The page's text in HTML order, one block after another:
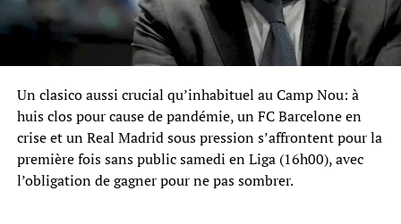
Un clasico aussi crucial qu’inhabituel au Camp Nou: à
huis clos pour cause de pandémie, un FC Barcelone en
crise et un Real Madrid sous pression s’affrontent pour la
première fois sans public samedi en Liga (16h00), avec
l’obligation de gagner pour ne pas sombrer.